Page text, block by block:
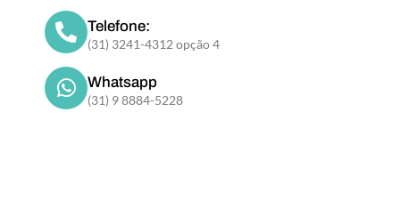
Telefone:
(31) 3241-4312 opção 4
Whatsapp
(31) 9 8884-5228